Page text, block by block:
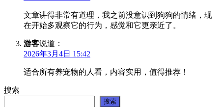
文章讲得非常有道理，我之前没意识到狗狗的情绪，现
在开始多观察它的行为，感觉和它更亲近了。
游客说道：
2026年3月4日 15:42
适合所有养宠物的人看，内容实用，值得推荐！
搜索
搜索